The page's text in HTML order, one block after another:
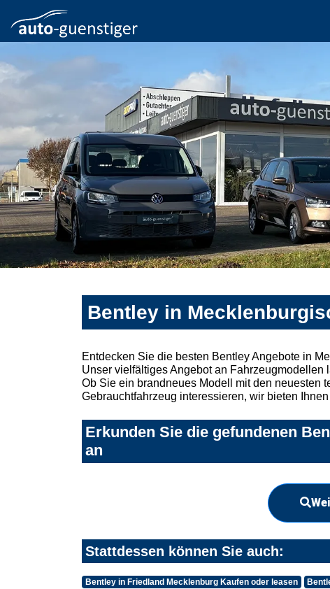
Bentley in
Entdecken Sie die besten Bentley Angebote in
Unser vielfältiges Angebot an Fahrzeugmodellen
Ob Sie ein brandneues Modell mit den neuesten
Gebrauchtfahrzeug interessieren, wir bieten
Erkunden Sie die gefundenen
an
Stattdessen können Sie auch:
Bentley in Friedland Mecklenburg Kaufen oder leasen